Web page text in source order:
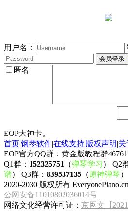
用户名：
匿名
EOP大神卡。
首页 钢琴软件在线支持版权声明 关
EOP官方QQ群：黄金版教程群
Q1群： 152325751 （弹琴学习 ） Q2
谱） Q3群： 839537135 （ 原神弹琴 ）
2020-2030 版权所有 EveryonePiano.cn
公网安备11010802036014号
网络文化经营许可证： 京网文【